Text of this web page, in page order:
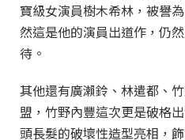
寶級女演員樹木希林，被譽
然這是他的演員出道作，仍
待。
其他還有廣瀨鈴、林遣都、
盟，竹野內豐這次更是破格
頭長髮的破壞性造型亮相，